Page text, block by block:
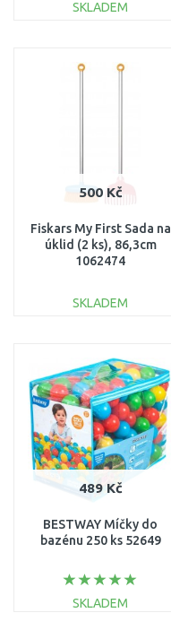
SKLADEM
500 Kč
Fiskars My First Sada na
úklid (2 ks), 86,3cm
1062474
SKLADEM
Porovnat
489 Kč
BESTWAY Míčky do
bazénu 250 ks 52649
SKLADEM